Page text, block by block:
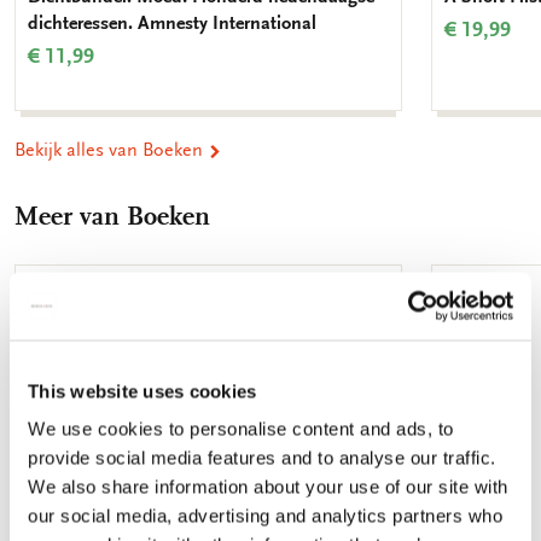
This website uses cookies
We use cookies to personalise content and ads, to
provide social media features and to analyse our traffic.
We also share information about your use of our site with
our social media, advertising and analytics partners who
dichteressen. Amnesty International
€ 11,99
€ 19,99
Bekijk alles van Boeken
Meer van Boeken
Toevoegen